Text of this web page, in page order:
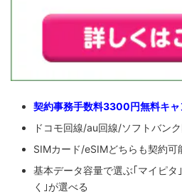
契約事務手数料3300円無料キャ
ドコモ回線/au回線/ソフトバン
SIMカード/eSIMどちらも契約可
基本データ容量で選ぶ｢マイピタ
く｣が選べる